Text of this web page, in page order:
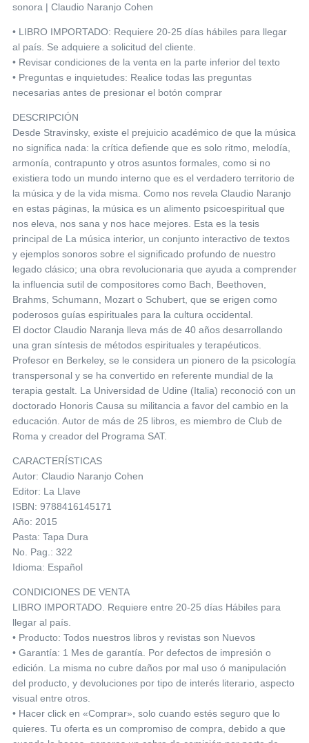
sonora | Claudio Naranjo Cohen
• LIBRO IMPORTADO: Requiere 20-25 días hábiles para llegar
al país. Se adquiere a solicitud del cliente.
• Revisar condiciones de la venta en la parte inferior del texto
• Preguntas e inquietudes: Realice todas las preguntas
necesarias antes de presionar el botón comprar
DESCRIPCIÓN
Desde Stravinsky, existe el prejuicio académico de que la música
no significa nada: la crítica defiende que es solo ritmo, melodía,
armonía, contrapunto y otros asuntos formales, como si no
existiera todo un mundo interno que es el verdadero territorio de
la música y de la vida misma. Como nos revela Claudio Naranjo
en estas páginas, la música es un alimento psicoespiritual que
nos eleva, nos sana y nos hace mejores. Esta es la tesis
principal de La música interior, un conjunto interactivo de textos
y ejemplos sonoros sobre el significado profundo de nuestro
legado clásico; una obra revolucionaria que ayuda a comprender
la influencia sutil de compositores como Bach, Beethoven,
Brahms, Schumann, Mozart o Schubert, que se erigen como
poderosos guías espirituales para la cultura occidental.
El doctor Claudio Naranja lleva más de 40 años desarrollando
una gran síntesis de métodos espirituales y terapéuticos.
Profesor en Berkeley, se le considera un pionero de la psicología
transpersonal y se ha convertido en referente mundial de la
terapia gestalt. La Universidad de Udine (Italia) reconoció con un
doctorado Honoris Causa su militancia a favor del cambio en la
educación. Autor de más de 25 libros, es miembro de Club de
Roma y creador del Programa SAT.
CARACTERÍSTICAS
Autor: Claudio Naranjo Cohen
Editor: La Llave
ISBN: 9788416145171
Año: 2015
Pasta: Tapa Dura
No. Pag.: 322
Idioma: Español
CONDICIONES DE VENTA
LIBRO IMPORTADO. Requiere entre 20-25 días Hábiles para
llegar al país.
• Producto: Todos nuestros libros y revistas son Nuevos
• Garantía: 1 Mes de garantía. Por defectos de impresión o
edición. La misma no cubre daños por mal uso ó manipulación
del producto, y devoluciones por tipo de interés literario, aspecto
visual entre otros.
• Hacer click en «Comprar», solo cuando estés seguro que lo
quieres. Tu oferta es un compromiso de compra, debido a que